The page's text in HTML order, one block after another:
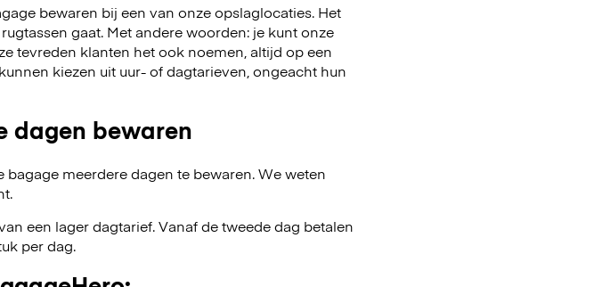
bewaren bij een van onze opslaglocaties. Het
gaat. Met andere woorden: je kunt onze
tevreden klanten het ook noemen, altijd op een
kiezen uit uur- of dagtarieven, ongeacht hun
dagen bewaren
meerdere dagen te bewaren. We weten
een lager dagtarief. Vanaf de tweede dag betalen
per dag.